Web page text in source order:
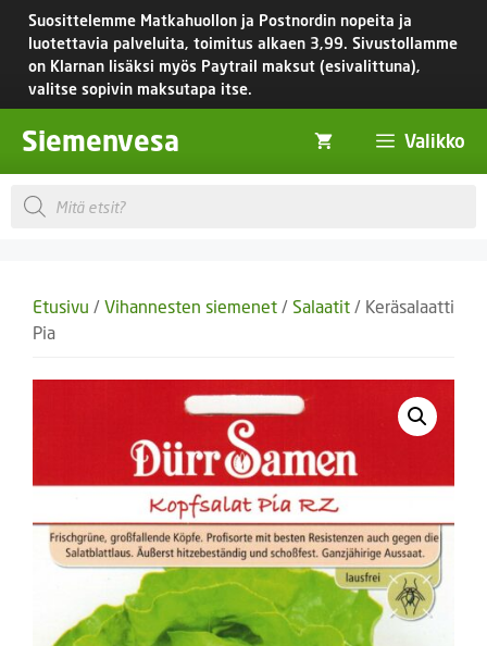
Siirry
sisältöön
Suosittelemme Matkahuollon ja Postnordin nopeita ja
luotettavia palveluita, toimitus alkaen 3,99. Sivustollamme
on Klarnan lisäksi myös Paytrail maksut (esivalittuna),
valitse sopivin maksutapa itse.
Siemenvesa Valikko
Products
search
Etusivu / Vihannesten siemenet / Salaatit / Keräsalaatti
Pia